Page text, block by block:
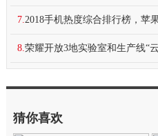
7. 2018手机热度综合排行榜，苹
8. 荣耀开放3地实验室和生产线“
猜你喜欢